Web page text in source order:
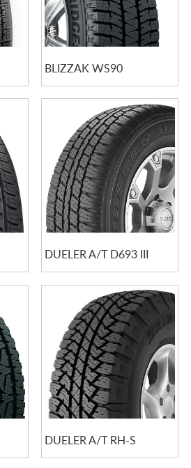
BLIZZAK WS90
DUELER A/T D693 III
DUELER A/T RH-S